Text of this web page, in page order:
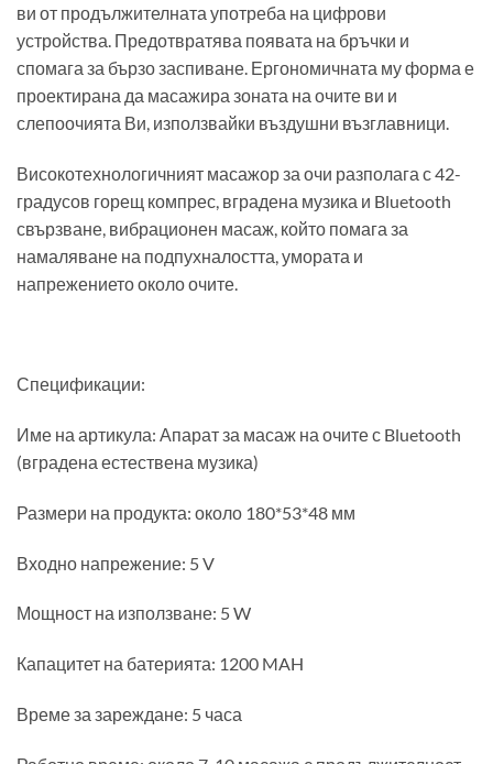
ви от продължителната употреба на цифрови
устройства. Предотвратява появата на бръчки и
спомага за бързо заспиване. Ергономичната му форма е
проектирана да масажира зоната на очите ви и
слепоочията Ви, използвайки въздушни възглавници.
Високотехнологичният масажор за очи разполага с 42-
градусов горещ компрес, вградена музика и Bluetooth
свързване, вибрационен масаж, който помага за
намаляване на подпухналостта, умората и
напрежението около очите.
Спецификации:
Име на артикула: Апарат за масаж на очите с Bluetooth
(вградена естествена музика)
Размери на продукта: около 180*53*48 мм
Входно напрежение: 5 V
Мощност на използване: 5 W
Капацитет на батерията: 1200 MAH
Време за зареждане: 5 часа